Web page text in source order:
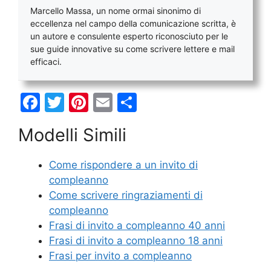
Marcello Massa, un nome ormai sinonimo di
eccellenza nel campo della comunicazione scritta, è
un autore e consulente esperto riconosciuto per le
sue guide innovative su come scrivere lettere e mail
efficaci.
F
c
e
b
o
o
k
T
w
itt
er
Pi
nt
er
e
st
E
m
ai
l
di
di
Modelli Simili
Come rispondere a un invito di
compleanno
Come scrivere ringraziamenti di
compleanno
Frasi di invito a compleanno 40 anni
Frasi di invito a compleanno 18 anni
Frasi per invito a compleanno